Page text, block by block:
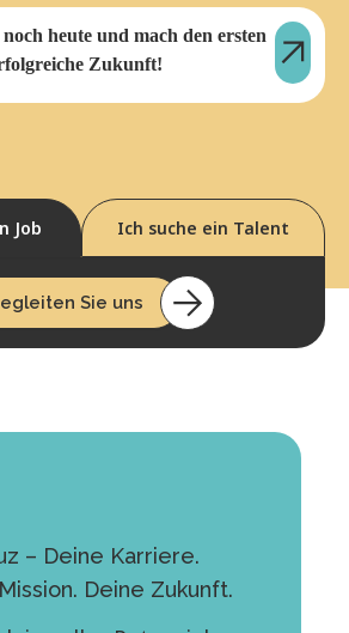
heute und mach den ersten
Zukunft!
Job Ich suche ein Talent
Sie uns
– Deine Karriere.
Deine Zukunft.